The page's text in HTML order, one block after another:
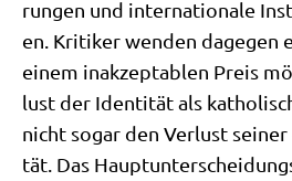
run­gen und inter­na­tio­na­le
en. Kri­ti­ker wen­den dage­gen
einem inak­zep­ta­blen Preis
lust der Iden­ti­tät als
nicht sogar den Ver­lust
tät. Das